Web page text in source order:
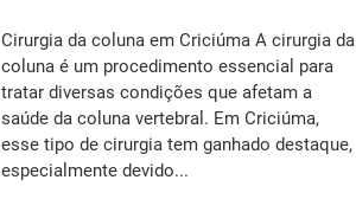
Cirurgia da coluna em Criciúma A cirurgia da
coluna é um procedimento essencial para
tratar diversas condições que afetam a
saúde da coluna vertebral. Em Criciúma,
esse tipo de cirurgia tem ganhado destaque,
especialmente devido